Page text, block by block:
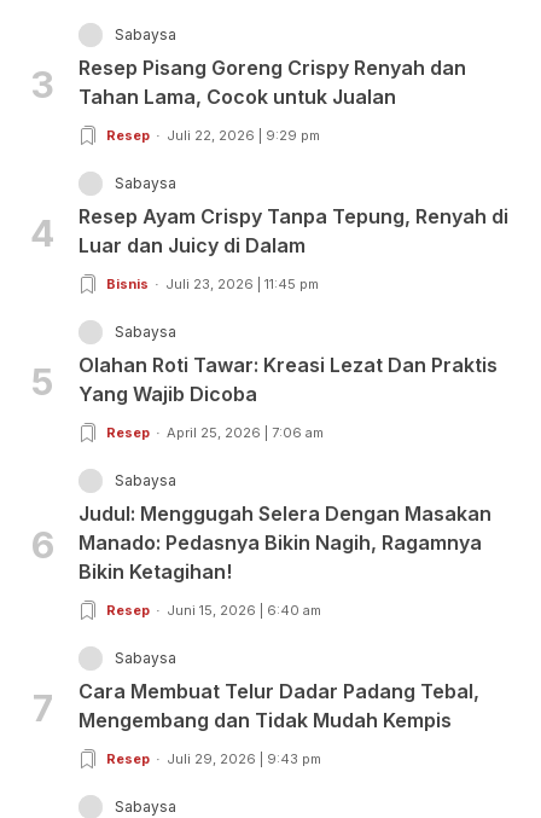
3
Sabaysa
Resep Pisang Goreng Crispy Renyah dan
Tahan Lama, Cocok untuk Jualan
Resep Juli 22, 2026 | 9:29 pm
4
Sabaysa
Resep Ayam Crispy Tanpa Tepung, Renyah di
Luar dan Juicy di Dalam
Bisnis Juli 23, 2026 | 11:45 pm
5
Sabaysa
Olahan Roti Tawar: Kreasi Lezat Dan Praktis
Yang Wajib Dicoba
Resep April 25, 2026 | 7:06 am
6
Sabaysa
Judul: Menggugah Selera Dengan Masakan
Manado: Pedasnya Bikin Nagih, Ragamnya
Bikin Ketagihan!
Resep Juni 15, 2026 | 6:40 am
7
Sabaysa
Cara Membuat Telur Dadar Padang Tebal,
Mengembang dan Tidak Mudah Kempis
Resep Juli 29, 2026 | 9:43 pm
Sabaysa